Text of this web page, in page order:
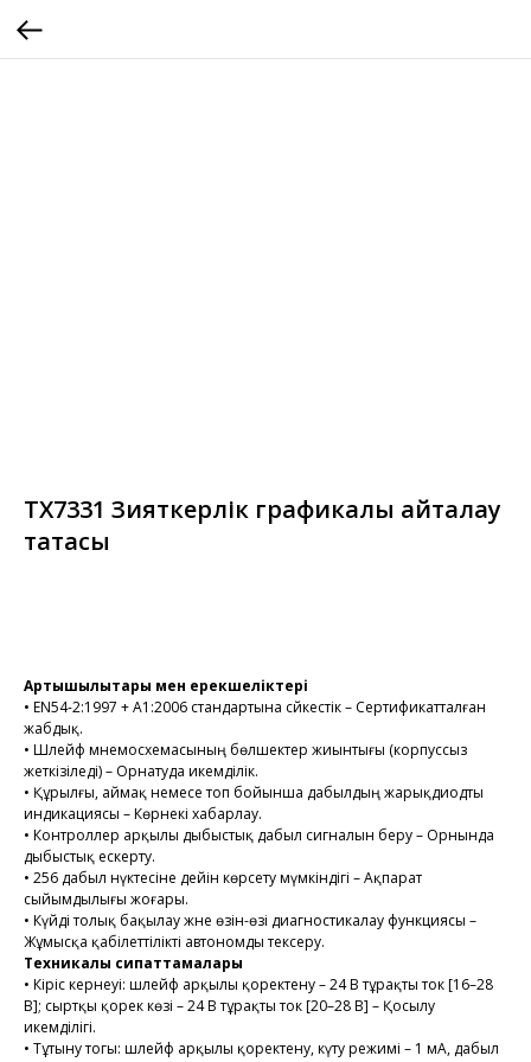
TX7331 Зияткерлік графикалық қайталау
тақтасы
Артықшылықтары мен ерекшеліктері
• EN54-2:1997 + A1:2006 стандартына сәйкестік – Сертификатталған
жабдық.
• Шлейф мнемосхемасының бөлшектер жиынтығы (корпуссыз
жеткізіледі) – Орнатуда икемділік.
• Құрылғы, аймақ немесе топ бойынша дабылдың жарықдиодты
индикациясы – Көрнекі хабарлау.
• Контроллер арқылы дыбыстық дабыл сигналын беру – Орнында
дыбыстық ескерту.
• 256 дабыл нүктесіне дейін көрсету мүмкіндігі – Ақпарат
сыйымдылығы жоғары.
• Күйді толық бақылау және өзін-өзі диагностикалау функциясы –
Жұмысқа қабілеттілікті автономды тексеру.
Техникалық сипаттамалары
• Кіріс кернеуі: шлейф арқылы қоректену – 24 В тұрақты ток [16–28
В]; сыртқы қорек көзі – 24 В тұрақты ток [20–28 В] – Қосылу
икемділігі.
• Тұтыну тогы: шлейф арқылы қоректену, күту режимі – 1 мА, дабыл